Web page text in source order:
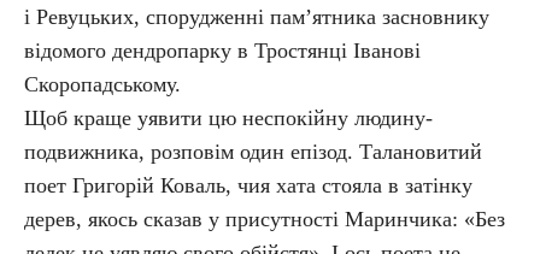
і Ревуцьких, спорудженні пам’ятника засновнику
відомого дендропарку в Тростянці Іванові
Скоропадському.
Щоб краще уявити цю неспокійну людину-
подвижника, розповім один епізод. Талановитий
поет Григорій Коваль, чия хата стояла в затінку
дерев, якось сказав у присутності Маринчика: «Без